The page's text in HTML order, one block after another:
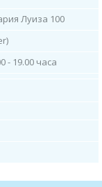
Луиза 100
- 19.00 часа